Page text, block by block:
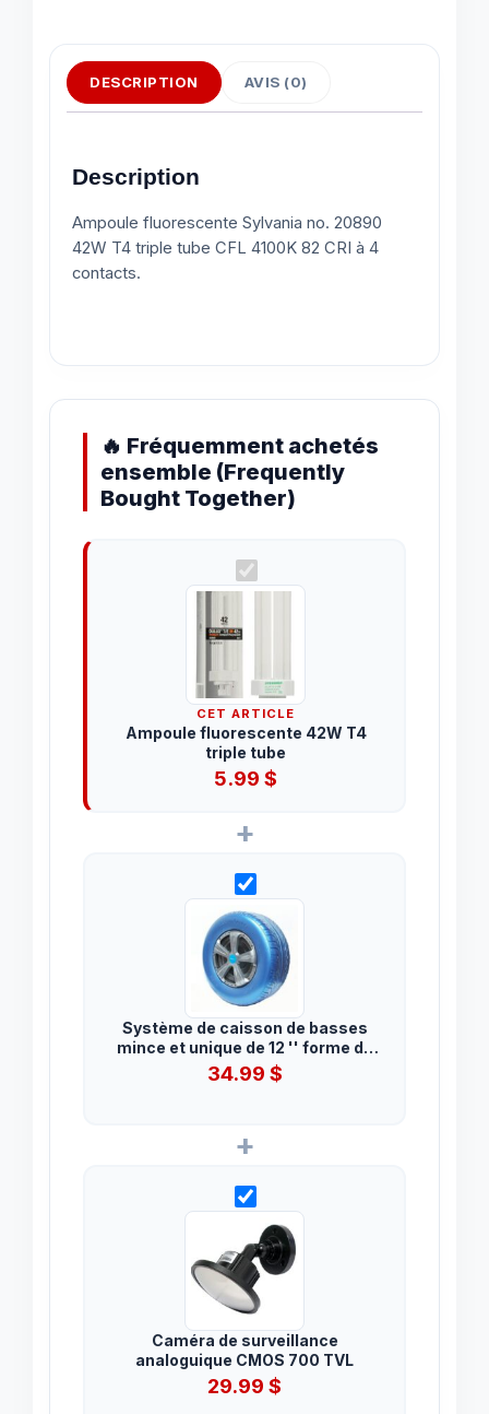
DESCRIPTION AVIS (0)
Description
Ampoule fluorescente Sylvania no. 20890
42W T4 triple tube CFL 4100K 82 CRI à 4
contacts.
🔥 Fréquemment achetés
ensemble (Frequently
Bought Together)
CET ARTICLE
Ampoule fluorescente 42W T4
triple tube
5.99$
+
Système de caisson de basses
mince et unique de 12 '' forme de
pneu bleu - Un subwoofer haute
puissance de 12''
34.99 $
+
Caméra de surveillance
analoguique CMOS 700 TVL
29.99 $